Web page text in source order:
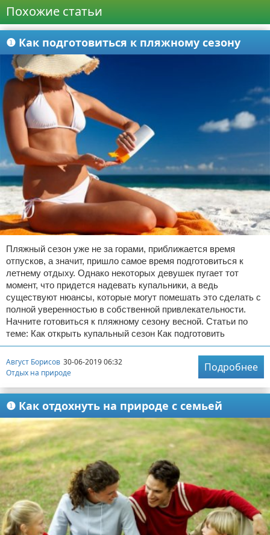
Похожие статьи
❶ Как подготовиться к пляжному сезону
Пляжный сезон уже не за горами, приближается время
отпусков, а значит, пришло самое время подготовиться к
летнему отдыху. Однако некоторых девушек пугает тот
момент, что придется надевать купальники, а ведь
существуют нюансы, которые могут помешать это сделать с
полной уверенностью в собственной привлекательности.
Начните готовиться к пляжному сезону весной. Статьи по
теме: Как открыть купальный сезон Как подготовить
Август Борисов 30-06-2019 06:32
Отдых на природе
Подробнее
❶ Как отдохнуть на природе с семьей